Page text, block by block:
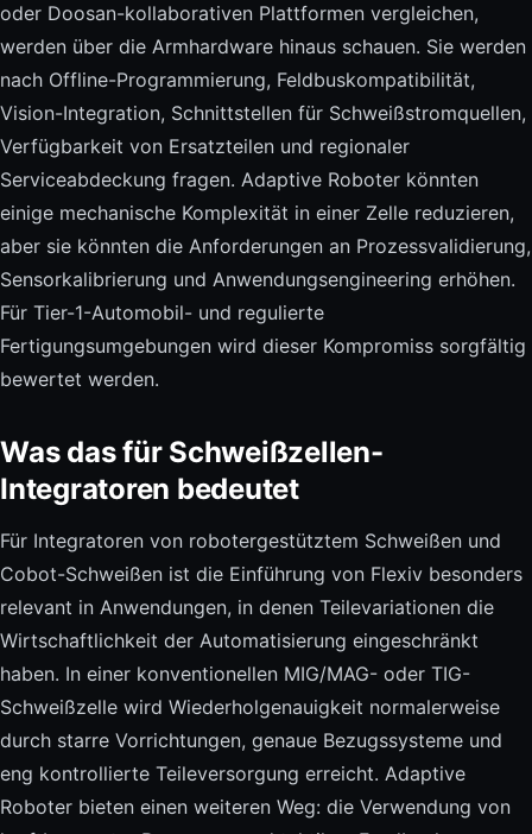
oder Doosan-kollaborativen Plattformen vergleichen,
werden über die Armhardware hinaus schauen. Sie werden
nach Offline-Programmierung, Feldbuskompatibilität,
Vision-Integration, Schnittstellen für Schweißstromquellen,
Verfügbarkeit von Ersatzteilen und regionaler
Serviceabdeckung fragen. Adaptive Roboter könnten
einige mechanische Komplexität in einer Zelle reduzieren,
aber sie könnten die Anforderungen an Prozessvalidierung,
Sensorkalibrierung und Anwendungsengineering erhöhen.
Für Tier-1-Automobil- und regulierte
Fertigungsumgebungen wird dieser Kompromiss sorgfältig
bewertet werden.
Was das für Schweißzellen-
Integratoren bedeutet
Für Integratoren von robotergestütztem Schweißen und
Cobot-Schweißen ist die Einführung von Flexiv besonders
relevant in Anwendungen, in denen Teilevariationen die
Wirtschaftlichkeit der Automatisierung eingeschränkt
haben. In einer konventionellen MIG/MAG- oder TIG-
Schweißzelle wird Wiederholgenauigkeit normalerweise
durch starre Vorrichtungen, genaue Bezugssysteme und
eng kontrollierte Teileversorgung erreicht. Adaptive
Roboter bieten einen weiteren Weg: die Verwendung von